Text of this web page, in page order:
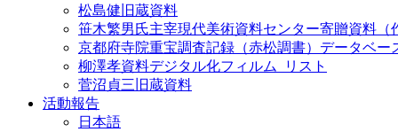
松島健旧蔵資料
笹木繁男氏主宰現代美術資料センター寄贈資料（
京都府寺院重宝調査記録（赤松調書）データベー
柳澤孝資料デジタル化フィルム_リスト
菅沼貞三旧蔵資料
活動報告
日本語